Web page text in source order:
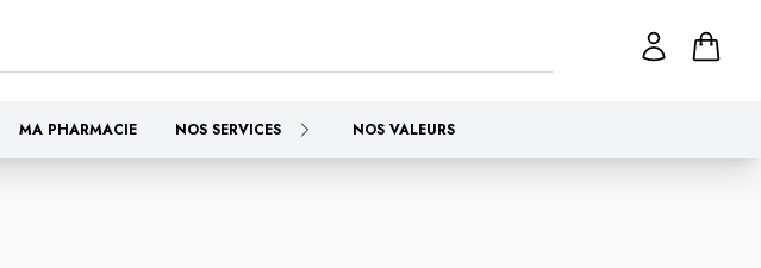
MA PHARMACIE NOS SERVICES NOS VALEURS